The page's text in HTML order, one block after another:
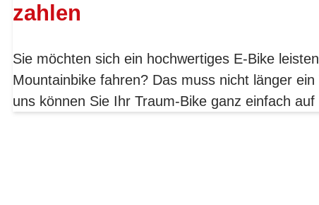
zahlen
Sie möchten sich ein hochwertiges E-Bike
Mountainbike fahren? Das muss nicht länger
uns können Sie Ihr Traum-Bike ganz einfach